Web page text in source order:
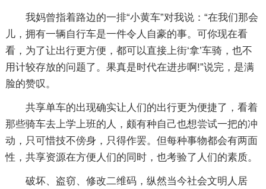
我妈曾指着路边的一排“小黄车”对我说：“在我们那会
儿，拥有一辆自行车是一件令人自豪的事。可你现在看
看，为了让出行更方便，都可以直接上街‘拿’车骑，也不
用计较存放的问题了。果真是时代在进步啊!”说完，是满
脸的赞叹。
共享单车的出现确实让人们的出行更为便捷了，看着
那些骑车去上学上班的人，颇有种自己也想尝试一把的冲
动，只可惜技不傍身，只得作罢。但每种事物都会有两面
性，共享资源在方便人们的同时，也考验了人们的素质。
破坏、盗窃、修改二维码，纵然当今社会文明人居